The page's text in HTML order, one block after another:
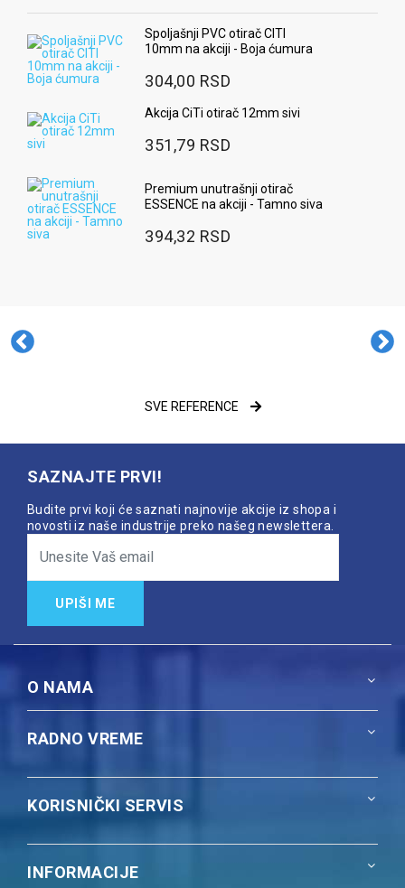
Spoljašnji PVC otirač CITI
10mm na akciji - Boja ćumura
304,00 RSD
Akcija CiTi otirač 12mm sivi
351,79 RSD
Premium unutrašnji otirač
ESSENCE na akciji - Tamno siva
394,32 RSD
SVE REFERENCE
SAZNAJTE PRVI!
Budite prvi koji će saznati najnovije akcije iz shopa i
novosti iz naše industrije preko našeg newslettera.
UPIŠI ME
O NAMA
RADNO VREME
KORISNIČKI SERVIS
INFORMACIJE